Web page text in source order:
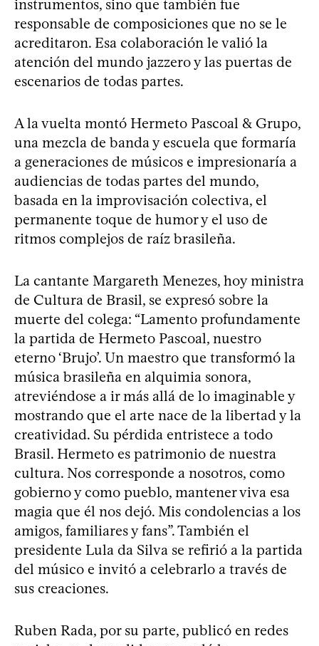
instrumentos, sino que también fue
responsable de composiciones que no se le
acreditaron. Esa colaboración le valió la
atención del mundo jazzero y las puertas de
escenarios de todas partes.
A la vuelta montó Hermeto Pascoal & Grupo,
una mezcla de banda y escuela que formaría
a generaciones de músicos e impresionaría a
audiencias de todas partes del mundo,
basada en la improvisación colectiva, el
permanente toque de humor y el uso de
ritmos complejos de raíz brasileña.
La cantante Margareth Menezes, hoy ministra
de Cultura de Brasil, se expresó sobre la
muerte del colega: “Lamento profundamente
la partida de Hermeto Pascoal, nuestro
eterno ‘Brujo’. Un maestro que transformó la
música brasileña en alquimia sonora,
atreviéndose a ir más allá de lo imaginable y
mostrando que el arte nace de la libertad y la
creatividad. Su pérdida entristece a todo
Brasil. Hermeto es patrimonio de nuestra
cultura. Nos corresponde a nosotros, como
gobierno y como pueblo, mantener viva esa
magia que él nos dejó. Mis condolencias a los
amigos, familiares y fans”. También el
presidente Lula da Silva se refirió a la partida
del músico e invitó a celebrarlo a través de
sus creaciones.
Ruben Rada, por su parte, publicó en redes